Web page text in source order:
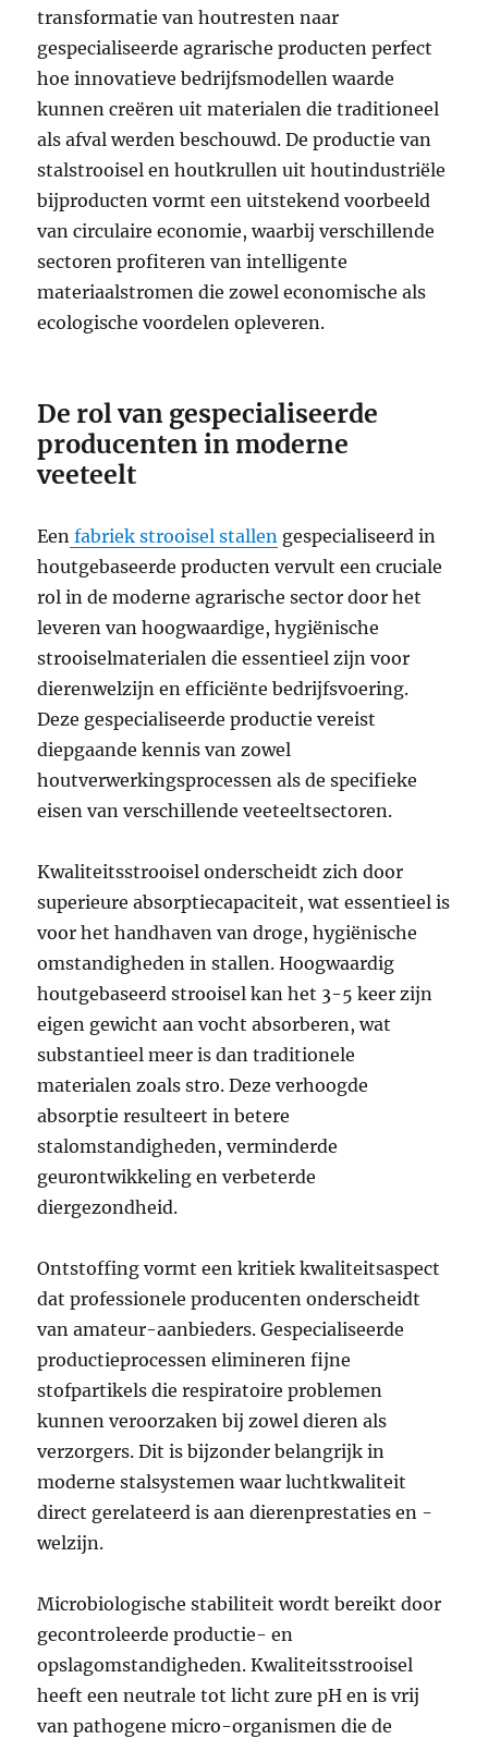
transformatie van houtresten naar
gespecialiseerde agrarische producten perfect
hoe innovatieve bedrijfsmodellen waarde
kunnen creëren uit materialen die traditioneel
als afval werden beschouwd. De productie van
stalstrooisel en houtkrullen uit houtindustriële
bijproducten vormt een uitstekend voorbeeld
van circulaire economie, waarbij verschillende
sectoren profiteren van intelligente
materiaalstromen die zowel economische als
ecologische voordelen opleveren.
De rol van gespecialiseerde
producenten in moderne
veeteelt
Een fabriek strooisel stallen gespecialiseerd in
houtgebaseerde producten vervult een cruciale
rol in de moderne agrarische sector door het
leveren van hoogwaardige, hygiënische
strooiselmaterialen die essentieel zijn voor
dierenwelzijn en efficiënte bedrijfsvoering.
Deze gespecialiseerde productie vereist
diepgaande kennis van zowel
houtverwerkingsprocessen als de specifieke
eisen van verschillende veeteeltsectoren.
Kwaliteitsstrooisel onderscheidt zich door
superieure absorptiecapaciteit, wat essentieel is
voor het handhaven van droge, hygiënische
omstandigheden in stallen. Hoogwaardig
houtgebaseerd strooisel kan het 3-5 keer zijn
eigen gewicht aan vocht absorberen, wat
substantieel meer is dan traditionele
materialen zoals stro. Deze verhoogde
absorptie resulteert in betere
stalomstandigheden, verminderde
geurontwikkeling en verbeterde
diergezondheid.
Ontstoffing vormt een kritiek kwaliteitsaspect
dat professionele producenten onderscheidt
van amateur-aanbieders. Gespecialiseerde
productieprocessen elimineren fijne
stofpartikels die respiratoire problemen
kunnen veroorzaken bij zowel dieren als
verzorgers. Dit is bijzonder belangrijk in
moderne stalsystemen waar luchtkwaliteit
direct gerelateerd is aan dierenprestaties en -
welzijn.
Microbiologische stabiliteit wordt bereikt door
gecontroleerde productie- en
opslagomstandigheden. Kwaliteitsstrooisel
heeft een neutrale tot licht zure pH en is vrij
van pathogene micro-organismen die de